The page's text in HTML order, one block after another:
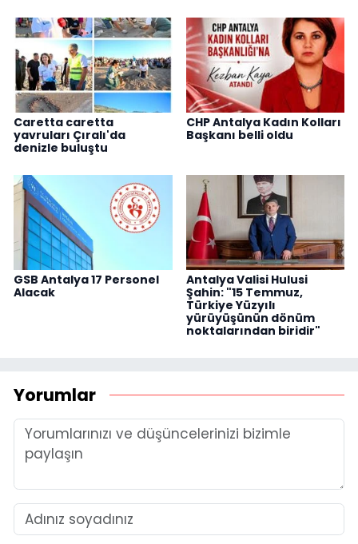
Caretta caretta
yavruları Çıralı'da
denizle buluştu
CHP Antalya Kadın Kolları
Başkanı belli oldu
GSB Antalya 17 Personel
Alacak
Antalya Valisi Hulusi
Şahin: "15 Temmuz,
Türkiye Yüzyılı
yürüyüşünün dönüm
noktalarından biridir"
Yorumlar